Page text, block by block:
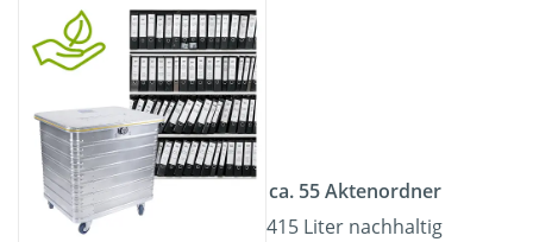
ca. 55 Aktenordner
415 Liter nachhaltig